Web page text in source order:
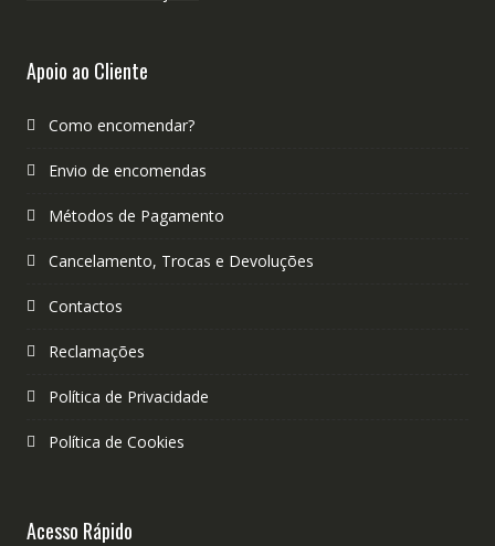
Apoio ao Cliente
Como encomendar?
Envio de encomendas
Métodos de Pagamento
Cancelamento, Trocas e Devoluções
Contactos
Reclamações
Política de Privacidade
Política de Cookies
Acesso Rápido